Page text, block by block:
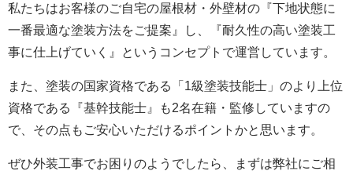
私たちはお客様のご自宅の屋根材・外壁材の『下地状態に
一番最適な塗装方法をご提案』し、『耐久性の高い塗装工
事に仕上げていく』というコンセプトで運営しています。
また、塗装の国家資格である「1級塗装技能士」のより上位
資格である『基幹技能士』も2名在籍・監修していますの
で、その点もご安心いただけるポイントかと思います。
ぜひ外装工事でお困りのようでしたら、まずは弊社にご相